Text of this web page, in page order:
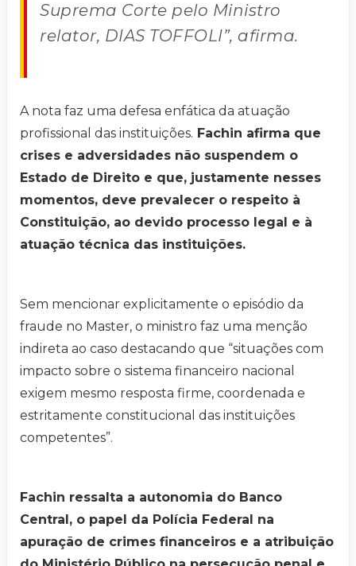
Suprema Corte pelo Ministro
relator, DIAS TOFFOLI”, afirma.
A nota faz uma defesa enfática da atuação
profissional das instituições. Fachin afirma que
crises e adversidades não suspendem o
Estado de Direito e que, justamente nesses
momentos, deve prevalecer o respeito à
Constituição, ao devido processo legal e à
atuação técnica das instituições.
Sem mencionar explicitamente o episódio da
fraude no Master, o ministro faz uma menção
indireta ao caso destacando que “situações com
impacto sobre o sistema financeiro nacional
exigem mesmo resposta firme, coordenada e
estritamente constitucional das instituições
competentes”.
Fachin ressalta a autonomia do Banco
Central, o papel da Polícia Federal na
apuração de crimes financeiros e a atribuição